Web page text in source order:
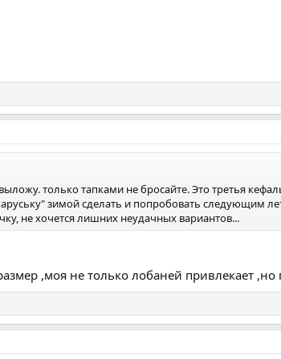
только тапками не бросайте. Это третья
зимой сделать и попробовать следующим
не хочется лишних неудачных вариантов...
,моя не только лобаней привлекает